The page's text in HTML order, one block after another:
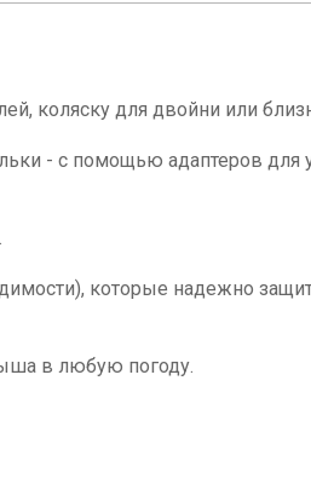
коляску для двойни или
- с помощью адаптеров для
которые надежно
в любую погоду.